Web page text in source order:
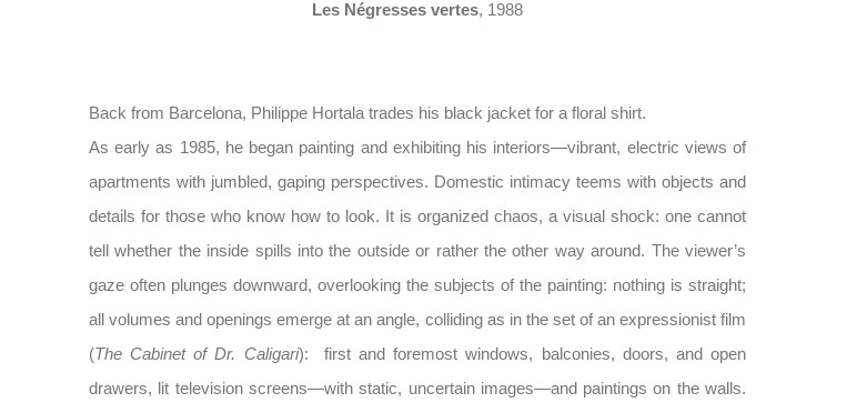
Les Négresses vertes, 1988
Back from Barcelona, Philippe Hortala trades his black jacket for a floral shirt.
As early as 1985, he began painting and exhibiting his interiors—vibrant, electric views of
apartments with jumbled, gaping perspectives. Domestic intimacy teems with objects and
details for those who know how to look. It is organized chaos, a visual shock: one cannot
tell whether the inside spills into the outside or rather the other way around. The viewer’s
gaze often plunges downward, overlooking the subjects of the painting: nothing is straight;
all volumes and openings emerge at an angle, colliding as in the set of an expressionist film
(The Cabinet of Dr. Caligari): first and foremost windows, balconies, doors, and open
drawers, lit television screens—with static, uncertain images—and paintings on the walls.